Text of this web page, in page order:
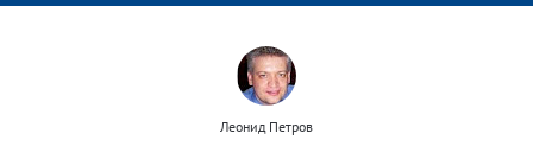
Леонид Петров